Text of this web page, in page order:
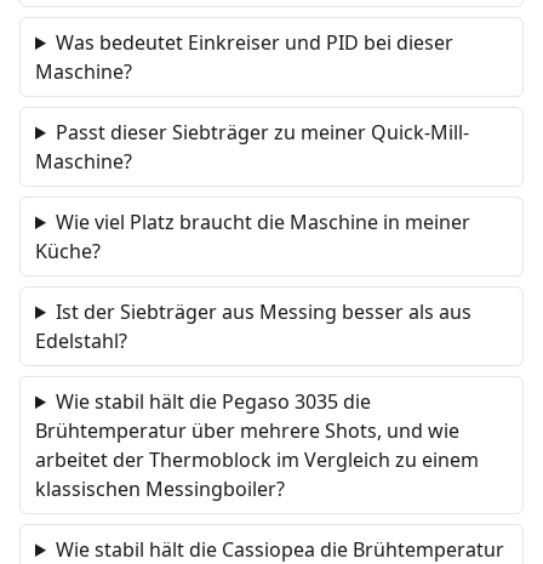
Was bedeutet Einkreiser und PID bei dieser
Maschine?
Passt dieser Siebträger zu meiner Quick-Mill-
Maschine?
Wie viel Platz braucht die Maschine in meiner
Küche?
Ist der Siebträger aus Messing besser als aus
Edelstahl?
Wie stabil hält die Pegaso 3035 die
Brühtemperatur über mehrere Shots, und wie
arbeitet der Thermoblock im Vergleich zu einem
klassischen Messingboiler?
Wie stabil hält die Cassiopea die Brühtemperatur